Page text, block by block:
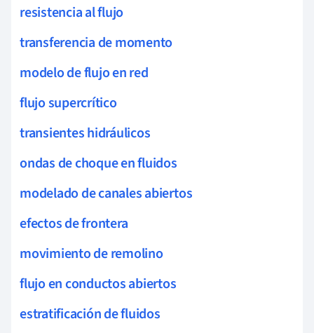
resistencia al flujo
transferencia de momento
modelo de flujo en red
flujo supercrítico
transientes hidráulicos
ondas de choque en fluidos
modelado de canales abiertos
efectos de frontera
movimiento de remolino
flujo en conductos abiertos
estratificación de fluidos